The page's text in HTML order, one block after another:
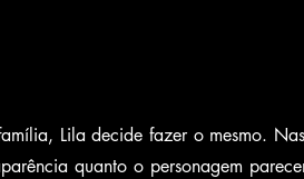
Lila decide fazer o mesmo.
quanto o personagem